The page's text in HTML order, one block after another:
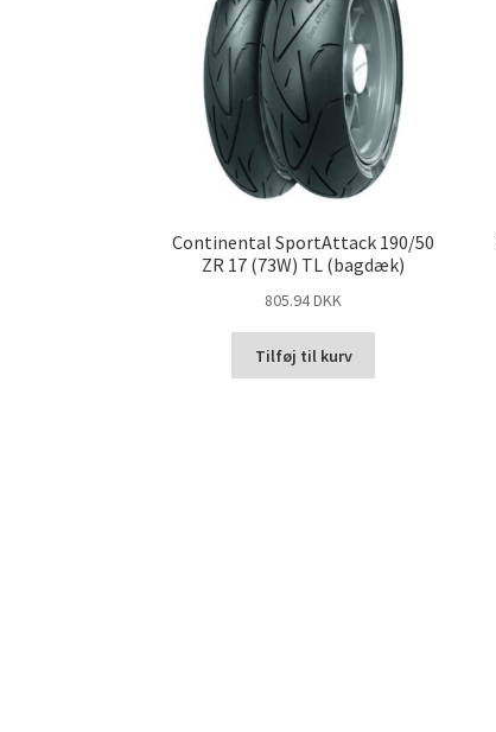
Continental SportAttack 190/50
ZR 17 (73W) TL (bagdæk)
805.94 DKK
Tilføj til kurv